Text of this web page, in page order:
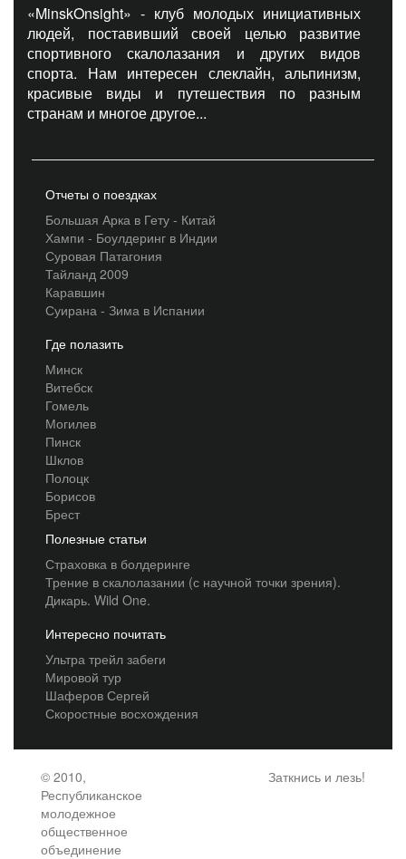
«MinskOnsight» - клуб молодых инициативных
людей, поставивший своей целью развитие
спортивного скалолазания и других видов
спорта. Нам интересен слеклайн, альпинизм,
красивые виды и путешествия по разным
странам и многое другое...
Отчеты о поездках
Большая Арка в Гету - Китай
Хампи - Боулдеринг в Индии
Суровая Патагония
Тайланд 2009
Каравшин
Суирана - Зима в Испании
Где полазить
Минск
Витебск
Гомель
Могилев
Пинск
Шклов
Полоцк
Борисов
Брест
Полезные статьи
Страховка в болдеринге
Трение в скалолазании (с научной точки зрения).
Дикарь. Wild One.
Интересно почитать
Ультра трейл забеги
Мировой тур
Шаферов Сергей
Скоростные восхождения
© 2010,
Республиканское
молодежное
общественное
объединение
Заткнись и лезь!